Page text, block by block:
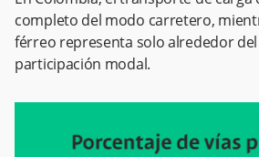
completo del modo carretero,
férreo representa solo alrededor del
participación modal.